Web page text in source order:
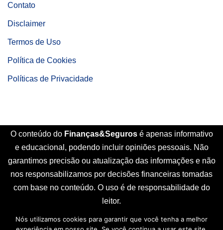
Contato
Disclaimer
Termos de Uso
Política de Cookies
Políticas de Privacidade
O conteúdo do Finanças&Seguros é apenas informativo
e educacional, podendo incluir opiniões pessoais. Não
garantimos precisão ou atualização das informações e não
nos responsabilizamos por decisões financeiras tomadas
com base no conteúdo. O uso é de responsabilidade do
leitor.
Início Sobre Nós Contato
Disclaimer
Nós utilizamos cookies para garantir que você tenha a melhor